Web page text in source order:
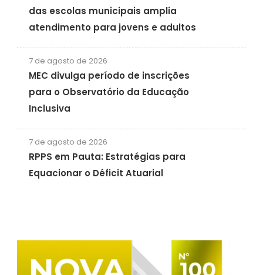
das escolas municipais amplia
atendimento para jovens e adultos
7 de agosto de 2026
MEC divulga período de inscrições
para o Observatório da Educação
Inclusiva
7 de agosto de 2026
RPPS em Pauta: Estratégias para
Equacionar o Déficit Atuarial